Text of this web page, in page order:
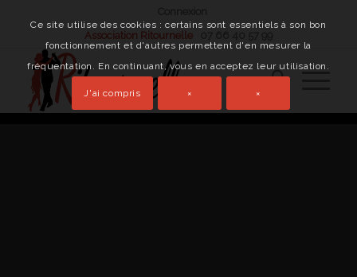
Association Ritournelle
Ce site utilise des cookies : certains sont essentiels à son bon
fonctionnement et d'autres permettent d'en mesurer la
fréquentation. En continuant, vous en acceptez leur utilisation.
J'ai compris × ×